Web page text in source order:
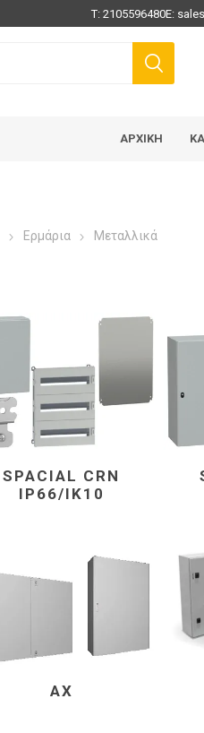
Τ:2105596480E:
ΑΡΧΙΚΉ
Ερμάρια Μεταλλικά
SPACIAL CRN
IP66/IK10
AX